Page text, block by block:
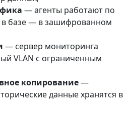
— агенты работают по
в базе — в зашифрованном
— сервер мониторинга
VLAN с ограниченным
копирование—
данные хранятся в